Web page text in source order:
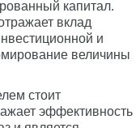
капитал.
вклад
и
величины
стоит
эффективность